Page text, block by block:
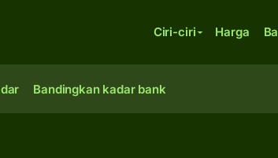
Ciri-ciri Harga
Bandingkan kadar bank